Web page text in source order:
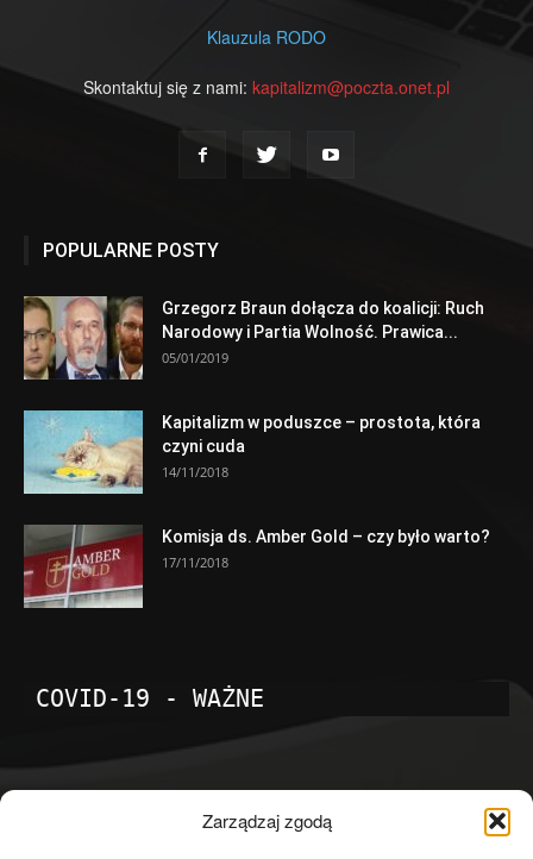
Zarządzaj zgodą
Klauzula RODO
Skontaktuj się z nami: kapitalizm@poczta.onet.pl
POPULARNE POSTY
Grzegorz Braun dołącza do koalicji: Ruch
Narodowy i Partia Wolność. Prawica...
05/01/2019
Kapitalizm w poduszce – prostota, która
czyni cuda
14/11/2018
Komisja ds. Amber Gold – czy było warto?
17/11/2018
COVID-19 - WAŻNE